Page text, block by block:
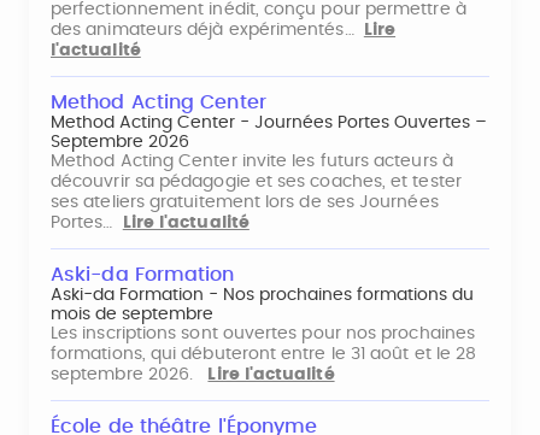
perfectionnement inédit, conçu pour permettre à
des animateurs déjà expérimentés…
Lire
l'actualité
Method Acting Center
Method Acting Center - Journées Portes Ouvertes –
Septembre 2026
Method Acting Center invite les futurs acteurs à
découvrir sa pédagogie et ses coaches, et tester
ses ateliers gratuitement lors de ses Journées
Portes…
Lire l'actualité
Aski-da Formation
Aski-da Formation - Nos prochaines formations du
mois de septembre
Les inscriptions sont ouvertes pour nos prochaines
formations, qui débuteront entre le 31 août et le 28
septembre 2026.
Lire l'actualité
École de théâtre l'Éponyme